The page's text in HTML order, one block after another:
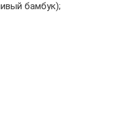
бамбук);